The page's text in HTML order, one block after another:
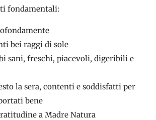
fondamentali:
bei raggi di sole
sani, freschi, piacevoli, digeribili e
la sera, contenti e soddisfatti per
bene
a Madre Natura